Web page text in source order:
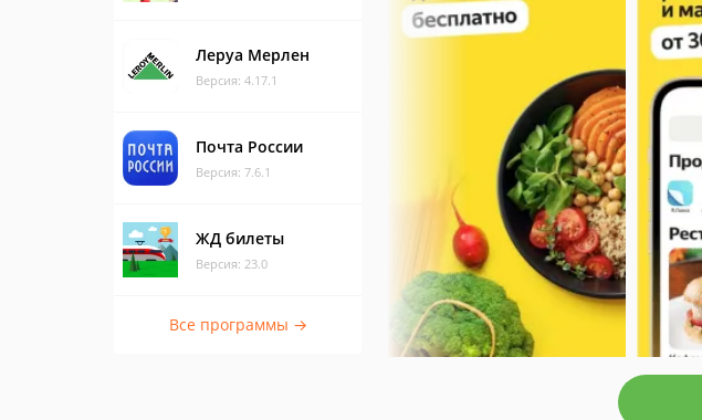
Леруа Мерлен
Версия: 4.17.1
Почта России
Версия: 7.6.1
ЖД билеты
Версия: 23.0
Все программы →